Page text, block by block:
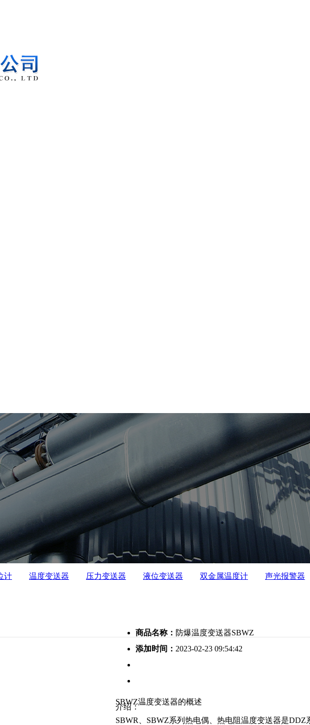
计 温度变送器 压力变送器 液位变送器 双金属温度计 声光报警器
商品名称： 防爆温度变送器SBWZ
添加时间： 2023-02-23 09:54:42
介绍：
SBWZ温度变送器的概述
SBWR、SBWZ系列热电偶、热电阻温度变送器是DDZ